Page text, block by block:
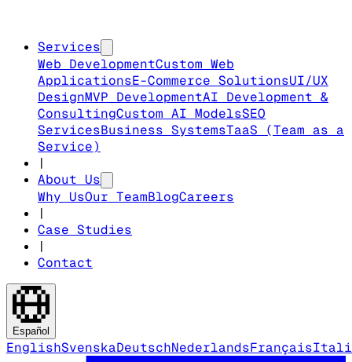
Services
Web DevelopmentCustom Web
ApplicationsE-Commerce SolutionsUI/UX
DesignMVP DevelopmentAI Development &
ConsultingCustom AI ModelsSEO
ServicesBusiness SystemsTaaS (Team as a
Service)
|
About Us
Why UsOur TeamBlogCareers
|
Case Studies
|
Contact
Español
EnglishSvenskaDeutschNederlandsFrançais